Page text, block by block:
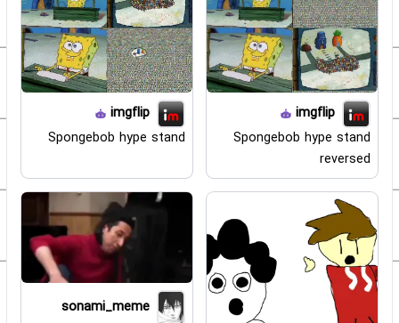
imgflip
Spongebob hype stand
reversed
imgflip
Spongebob hype stand
sonami_meme